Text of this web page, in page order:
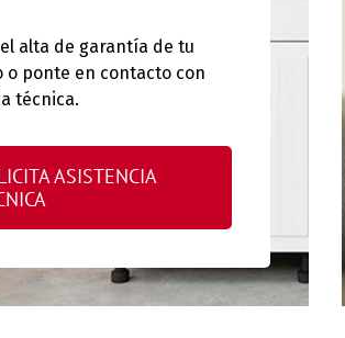
alta de garantía de tu
o ponte en contacto con
técnica.
ASISTENCIA